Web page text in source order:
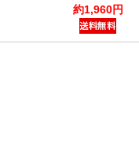
約1,960円